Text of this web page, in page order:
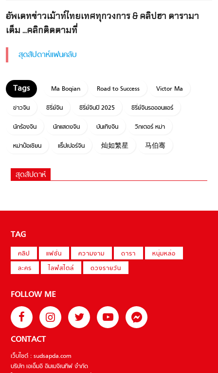
อัพเดทข่าวเม้าท์ไทยเทศทุกวงการ & คลิปฮา ดารามา
เต็ม ...คลิกติดตามที่
สุดสัปดาห์แฟนคลับ
Ma Boqian Road to Success
Victor Ma
ข่าวจีน
ซีรี่ย์จีน ซีรี่ย์จีนปี 2025
ซีรี่ย์จีนรอออนแอร์
นักร้องจีน
นักแสดงจีน บันเทิงจีน
วิกเตอร์ หม่า
หม่าป๋อเชียน
แร็ปเปอร์จีน 灿如繁星 马伯骞
สุดสัปดาห์
TAG
คลิป แฟชั่น ความงาม ดารา
หนุ่มหล่อ
ละคร
ไลฟ์สไตล์ ดวงรายวัน
FOLLOW ME
CONTACT
เว็บไซต์ : sudsapda.com
บริษัท เอเอ็มอี อิมเมจิเนทีฟ จำกัด